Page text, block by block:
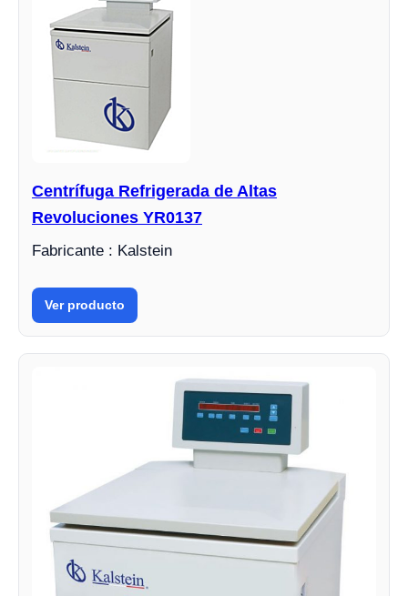
Centrífuga Refrigerada de Altas
Revoluciones YR0137
Fabricante : Kalstein
Ver producto